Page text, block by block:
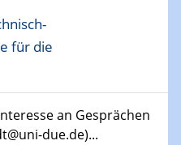
in channel flow
für die
an Gesprächen
due.de)...